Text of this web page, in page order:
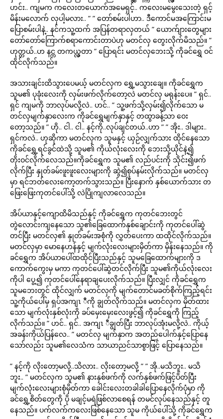
ဟင်း.. ကျမက ကလေးတယောက်အမေရှင့်.. ကလေးမမွေးသေးတဲ့ ရှင့်
မိန်းမလောက် လှပါ့မလား.. ” ” တော်စမ်းပါဟာ.. ဒီကောင်မအကြောင်းမ
ပြောစမ်းပါနဲ့.. နင်ကသူ့ထက် အပြန်တရာလှတယ် ” ယောက်ျားတွေများ
တော်တော်ကြောက်စရာကောင်းတာပဲဟု မတင်လှ တွေးလိုက်မိသည်။ ”
ဟုတ္တယ်..ဟ နင္က တကယ္လွတာ ” ပြောရင်း မတင်လှဘေးသို့ ကိုခင်ရွှေ ဝင်
ထိုင်လိုက်သည်။
အသားချင်းထိသွားပေမယ့် မတင်လှက ရွှေ့မသွားချေ။ ကိုခင်ရွှေက
သူမ၏ ပုခုံးလေးကို လှမ်းဖက်လိုက်တော့လဲ မတင်လှ မရုန်းပေ။ ” ရှင်..
ရှင် ကျမကို ဘာလုပ်မလို့လဲ.. ဟင်.. ” သူ့ဖက်သို့လှမ်း၍လိုက်သော မ
တင်လှမျက်နှာလေးက ကိုခင်ရွှေမျက်နှာနှင့် တထွာခန့်သာ ဝေး
တော့သည်။ ” ဟို.. ငါ.. ငါ.. နင့်ကို..လုပ်ချင်တယ်..ဟာ ” ” အိုး.. ဒါများ..
ရှင်ကလဲ.. ဟုဆိုကာ မတင်လှက သူမနှင့် ယှဉ်လျှက်သား ထိုင်နေသော
ကိုခင်ရွှေ့ရင်ခွင်ထဲသို့ သူမ၏ ကိုယ်လုံးလေးကို ဘေးသို့ယိုင်နဲ့၍
တိုးဝင်လိုက်လေသည်။ကိုခင်ရွှေက သူမ၏ လည်ပင်းကို သိုင်း၍ဖက်
လိုက်ပြီး နှုတ်ခမ်းဖူးဖူးလေးများကို ဆွဲ၍စုပ်နမ်းလိုက်သည်။ မတင်လှ
မှာ ရင်ဘတ်လေးကော့တက်သွားသည်။ ပြီးနောက် နှစ်ယောက်သား တ
ဖြေးဖြေးကုတင်ပေါ်သို့ လဲပြိုကျလာလေသည်။
အိပ်ယာနှင့်ကျောထိမိသည်နှင့် ကိုခင်ရွှေက ကုတင်ဘေးတွင်
တွဲလောင်းကျနေသော သူ၏ခြေထောက်နှစ်ချောင်းကို ကုတင်ပေါ်ဆွဲ
တင်ပြီး မတင်လှ၏ နှုတ်ခမ်းအစုံကို လွှတ်ပေးကာ ထထိုင်လိုက်သည်။
မတင်လှမှာ မောနေဟန်နှင့် မျက်လုံးလေးများမှိတ်ကာ မှိန်းနေသည်။ ကို
ခင်ရွှေက အိပ်ယာပေါ်ထထိုင်ပြီးသည်နှင့် သူမခြေထောက်များကို ဒ
ကောက်ကွေးမှ မကာ ကုတင်ပေါ်ဆွဲတင်လိုက်ပြီး သူမ၏ကိုယ်လုံးလေး
ကိုပါ ပွေ့၍ ကုတင်ပေါ်နေရာချပေးလိုက်သည်။ ပြီးလျှင် ကိုခင်ရွှေက
သူမဘေးတွင် ထိုင်လျှက် မတင်လှကို မျက်တောင်မခတ်စိုက်ကြည့်ရင်း
သူ့ကိုယ်ပေါ်မှ ရှပ်အကျၤ ီကို ချွတ်လိုက်သည်။ မတင်လှက မှိတ်ထား
သော မျက်လုံးနှစ်လုံးကို ခပ်မှေးမှေးလေးဖွင့်၍ ကိုခင်ရွှေကို ကြည့်
လိုက်သည်။ ” ဟင်.. ရှင်.. အကျၤ ီချွတ်ပြီး ဘာလုပ်အုံးမလို့လဲ.. ကိုယ့်
အခန်းကိုယ်ပြန်လေ.. ” မတင်လှ မျက်နှာက အတည်ပေါက်နှင့်ပြောနေ
သော်လည်း သူမ၏လေသံက သာယာညင်သာစွာဖြင့် ပြောနေသည်။
” နင့်ကို လိုးတော့မလို့..သိလား.. လိုးတော့မလို့ ” ” အို..မသိဘူး.. မသိ
ဘူး.. ” မတင်လှက သူမ၏ နားနှစ်ဖက်ကို လက်နှစ်ဖက်ဖြင့်ပိတ်ပြီး
မျက်လုံးလေးများစုံမှိတ်ကာ ခေါင်းလေးတခါခါပြောနေလိုက်ပုံမှာ ကို
ခင်ရွှေ့စိတ်တွေကို ပို မချင့်မရဲဖြစ်လာစေရန် တမင်လုပ်နေသည်နှင့် တူ
နေသည်။ ပက်လက်ကလေးဖြစ်နေသော သူမ ကိုယ်ပေါ်သို့ ကိုခင်ရွှေက